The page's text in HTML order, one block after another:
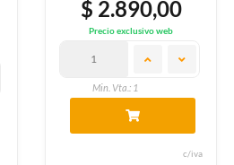
$ 2.890,00
Precio exclusivo web
Min. Vta.: 1
c/iva